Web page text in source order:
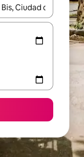
les flèches vers le